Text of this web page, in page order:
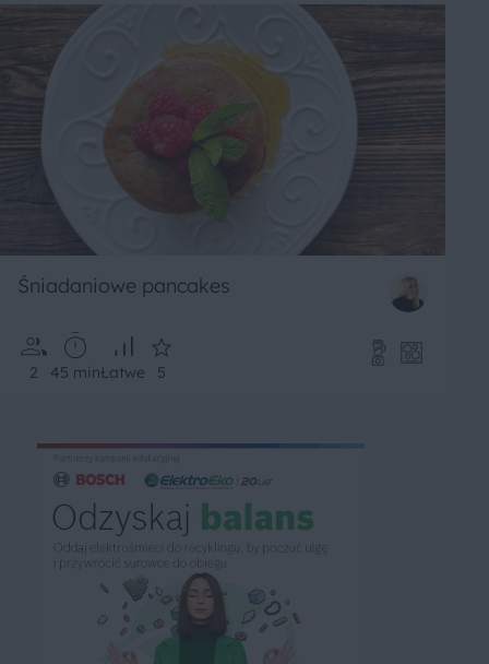
Śniadaniowe pancakes
2 45 minŁatwe 5